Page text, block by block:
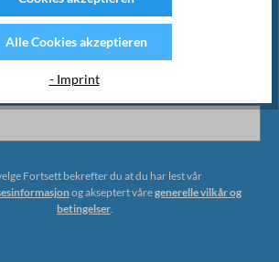
Fortsett bekrefter du at du har lest vår
og akseptert våregenerelle vilkår og
betingelser.
Alle Cookies akzeptieren
- Imprint